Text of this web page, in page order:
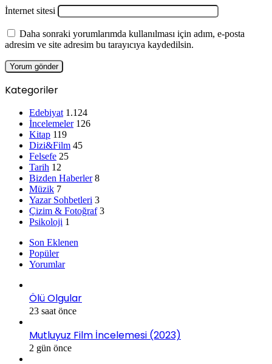
İnternet sitesi
Daha sonraki yorumlarımda kullanılması için adım, e-posta
adresim ve site adresim bu tarayıcıya kaydedilsin.
Kategoriler
Edebiyat 1.124
İncelemeler 126
Kitap 119
Dizi&Film 45
Felsefe 25
Tarih 12
Bizden Haberler 8
Müzik 7
Yazar Sohbetleri 3
Çizim & Fotoğraf 3
Psikoloji 1
Son Eklenen
Popüler
Yorumlar
Ölü Olgular
23 saat önce
Mutluyuz Film İncelemesi (2023)
2 gün önce